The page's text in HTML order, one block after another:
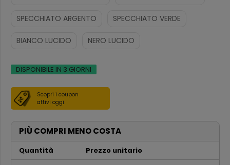
SPECCHIATO ARGENTO SPECCHIATO VERDE
BIANCO LUCIDO NERO LUCIDO
DISPONIBILE IN 3 GIORNI
Scopri i coupon
attivi oggi
PIÙ COMPRI MENO COSTA
Quantità Prezzo unitario